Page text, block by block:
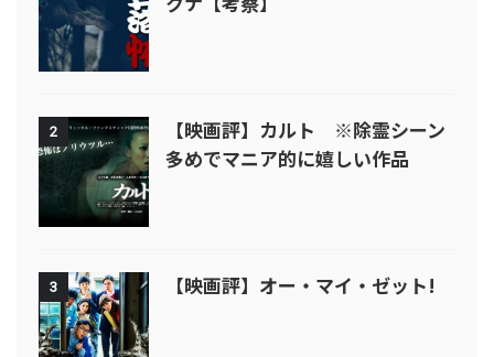
2
【映画評】カルト ※除霊シーン
多めでマニア的に嬉しい作品
3 【映画評】オー・マイ・ゼット!